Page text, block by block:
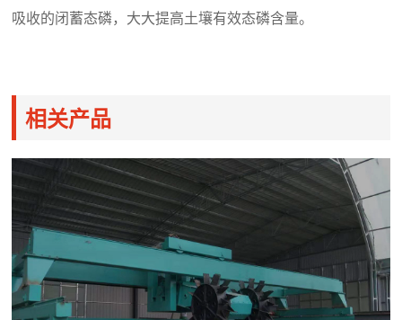
吸收的闭蓄态磷，大大提高土壤有效态磷含量。
相关产品